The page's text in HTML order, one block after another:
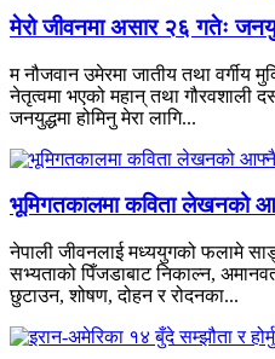
मेरो जीवनमा असार २६ गतेः
म नौजवान उमेरमा जातीय तथा वर्गीय
नेतृत्वमा भएको महान् तथा गौरवशाली
जनयुद्धमा होमिनु मेरा लागि...
भूमिगतकालमा कविता लेखनको
नेपाली जीवनलाई मध्ययुगको फलामे
सभ्यताको पिँजडाबाट निकाल्न,
छुटाउन, शोषण, दोहन र रोदनका...